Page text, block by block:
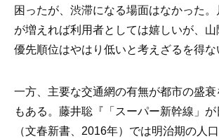
困ったが、渋滞になる場面はなかった
が増えれば利用者としては嬉しいが、
優先順位はやはり低いと考えざるを得な
一方、主要な交通網の有無が都市の盛
もある。藤井聡『「スーパー新幹線」が
（文春新書、2016年）では明治期の人